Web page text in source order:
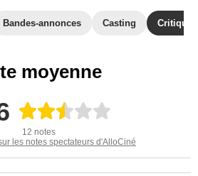
Bandes-annonces Casting
moyenne
12 notes
les notes spectateurs d'AlloCiné